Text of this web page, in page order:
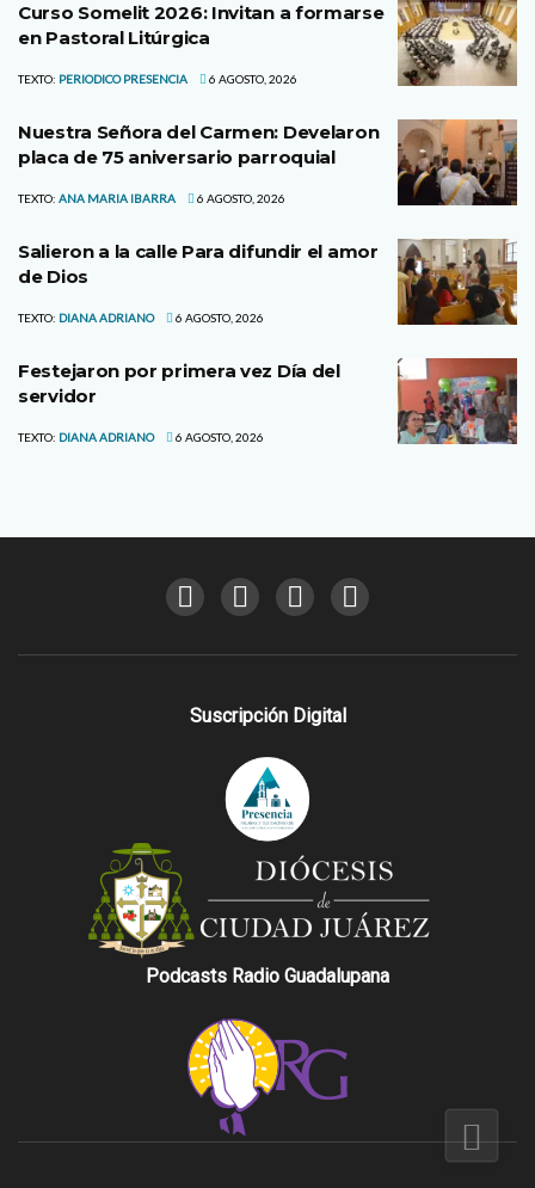
Curso Somelit 2026: Invitan a formarse
en Pastoral Litúrgica
TEXTO: PERIODICO PRESENCIA 6 AGOSTO, 2026
Nuestra Señora del Carmen: Develaron
placa de 75 aniversario parroquial
TEXTO: ANA MARIA IBARRA 6 AGOSTO, 2026
Salieron a la calle Para difundir el amor
de Dios
TEXTO: DIANA ADRIANO 6 AGOSTO, 2026
Festejaron por primera vez Día del
servidor
TEXTO: DIANA ADRIANO 6 AGOSTO, 2026
Suscripción Digital
Podcasts Radio Guadalupana